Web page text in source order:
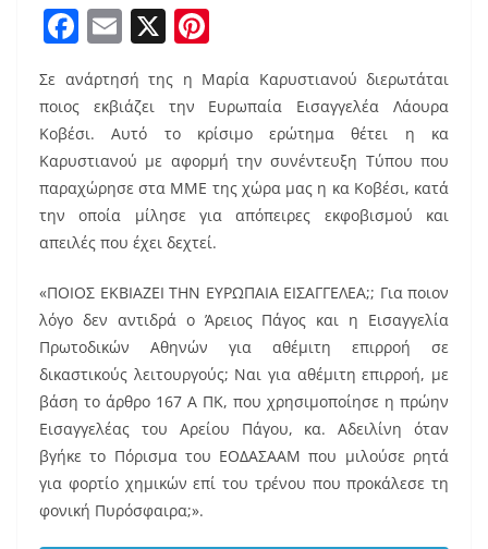
F
a
c
e
b
o
o
E
m
ai
l
X
nt
er
e
st
Σε ανάρτησή της η Μαρία Καρυστιανού διερωτάται
ποιος εκβιάζει την Ευρωπαία Εισαγγελέα Λάουρα
Κοβέσι. Αυτό το κρίσιμο ερώτημα θέτει η κα
Καρυστιανού με αφορμή την συνέντευξη Τύπου που
παραχώρησε στα ΜΜΕ της χώρα μας η κα Κοβέσι, κατά
την οποία μίλησε για απόπειρες εκφοβισμού και
απειλές που έχει δεχτεί.
«ΠΟΙΟΣ ΕΚΒΙΑΖΕΙ ΤΗΝ ΕΥΡΩΠΑΙΑ ΕΙΣΑΓΓΕΛΕΑ;; Για ποιον
λόγο δεν αντιδρά ο Άρειος Πάγος και η Εισαγγελία
Πρωτοδικών Αθηνών για αθέμιτη επιρροή σε
δικαστικούς λειτουργούς; Ναι για αθέμιτη επιρροή, με
βάση το άρθρο 167 Α ΠΚ, που χρησιμοποίησε η πρώην
Εισαγγελέας του Αρείου Πάγου, κα. Αδειλίνη όταν
βγήκε το Πόρισμα του ΕΟΔΑΣΑΑΜ που μιλούσε ρητά
για φορτίο χημικών επί του τρένου που προκάλεσε τη
φονική Πυρόσφαιρα;».